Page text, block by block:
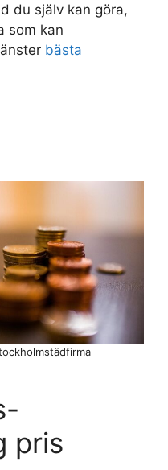
du själv kan göra,
som kan
bästa
pris